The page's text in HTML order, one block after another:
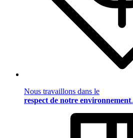
Nous travaillons dans le
respect de notre environnement.